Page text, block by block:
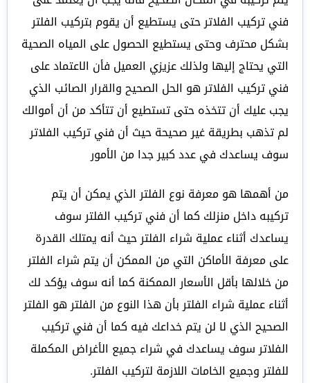
فني تركيب الفلاتر حتى يستطيع أن يقوم بتركيب الفلتر
بشكل محترف وحتى يستطيع الحصول على المياه الصحية
التي يحتاج إليها ولذلك عزيزي العميل فأن الاعتماد على
فني تركيب الفلاتر هو الحل الصحيح والقرار الصائب الذي
يجب عليك أن تتخذه حتى تستطيع أن تتأكد من أن أموالك
لم تذهب بطريقة غير صحيحة حيث أن فني تركيب الفلاتر
سوف يساعدك في عدد كبير جدا من الأمور
من أهمها هو معرفة نوع الفلتر الذي يمكن أن يتم
تركيبه داخل منزلك كما أن فني تركيب الفلتر سوف
يساعدك أثناء عملية شراء الفلتر حيث أنه يمتلك القدرة
على معرفة الأماكن التي من الممكن أن يتم شراء الفلتر
من خلالها بأقل الأسعار الممكنة كما أنه سوف يؤكد لك
أثناء عملية شراء الفلتر بأن هذا النوع من الفلتر هو الفلتر
الصحيح الذي لا لن يتم خداعك فيه كما أن فني تركيب
الفلاتر سوف يساعدك في شراء جميع الأغراض المكملة
للفلتر وجميع الخامات اللازمة لتركيب الفلتر.